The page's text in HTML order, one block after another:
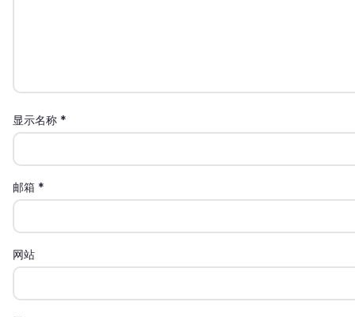
显示名称 *
邮箱 *
网站